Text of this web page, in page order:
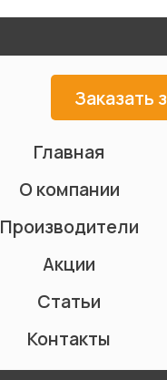
Заказать
Главная
О компании
Производители
Акции
Статьи
Контакты